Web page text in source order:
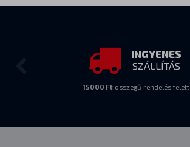
INGYENES
SZÁLLÍTÁS
15000 Ft összegű rendelés felett